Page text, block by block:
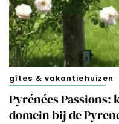
gîtes & vakantiehuizen
Pyrénées
domein bij de